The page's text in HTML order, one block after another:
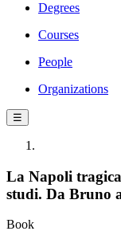
Degrees
Courses
People
Organizations
☰
La Napoli
studi. Da Bruno
Book